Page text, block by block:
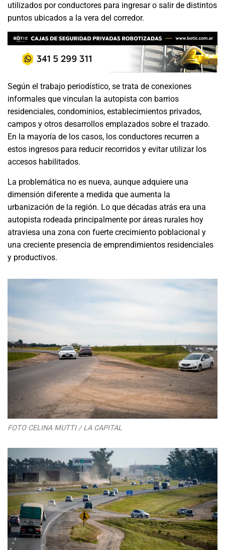
utilizados por conductores para ingresar o salir de distintos
puntos ubicados a la vera del corredor.
Según el trabajo periodístico, se trata de conexiones
informales que vinculan la autopista con barrios
residenciales, condominios, establecimientos privados,
campos y otros desarrollos emplazados sobre el trazado.
En la mayoría de los casos, los conductores recurren a
estos ingresos para reducir recorridos y evitar utilizar los
accesos habilitados.
La problemática no es nueva, aunque adquiere una
dimensión diferente a medida que aumenta la
urbanización de la región. Lo que décadas atrás era una
autopista rodeada principalmente por áreas rurales hoy
atraviesa una zona con fuerte crecimiento poblacional y
una creciente presencia de emprendimientos residenciales
y productivos.
FOTO CELINA MUTTI / LA CAPITAL